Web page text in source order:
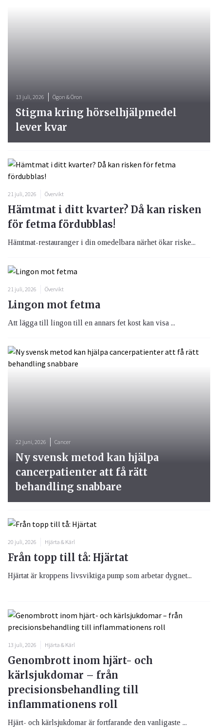
21 juli, 2026 Övervikt
Hämtmat i ditt kvarter? Då kan risken
för fetma fördubblas!
Hämtmat-restauranger i din omedelbara närhet ökar riske...
21 juli, 2026 Övervikt
Lingon mot fetma
Att lägga till lingon till en annars fet kost kan visa ...
13 juli, 2026 Ögon & Öron
Stigma kring hörselhjälpmedel
lever kvar
22 juni, 2026 Cancer
Ny svensk metod kan hjälpa
cancerpatienter att få rätt
behandling snabbare
20 juli, 2026 Hjärta & Kärl
Från topp till tå: Hjärtat
Hjärtat är kroppens livsviktiga pump som arbetar dygnet...
13 juli, 2026 Hjärta & Kärl
Genombrott inom hjärt- och
kärlsjukdomar – från
precisionsbehandling till
inflammationens roll
Hjärt- och kärlsjukdomar är fortfarande den vanligaste ...